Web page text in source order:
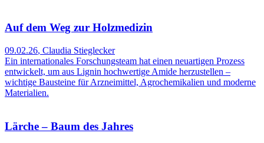
Auf dem Weg zur Holzmedizin
09.02.26, Claudia Stieglecker
Ein internationales Forschungsteam hat einen neuartigen Prozess
entwickelt, um aus Lignin hochwertige Amide herzustellen –
wichtige Bausteine für Arzneimittel, Agrochemikalien und moderne
Materialien.
Lärche – Baum des Jahres